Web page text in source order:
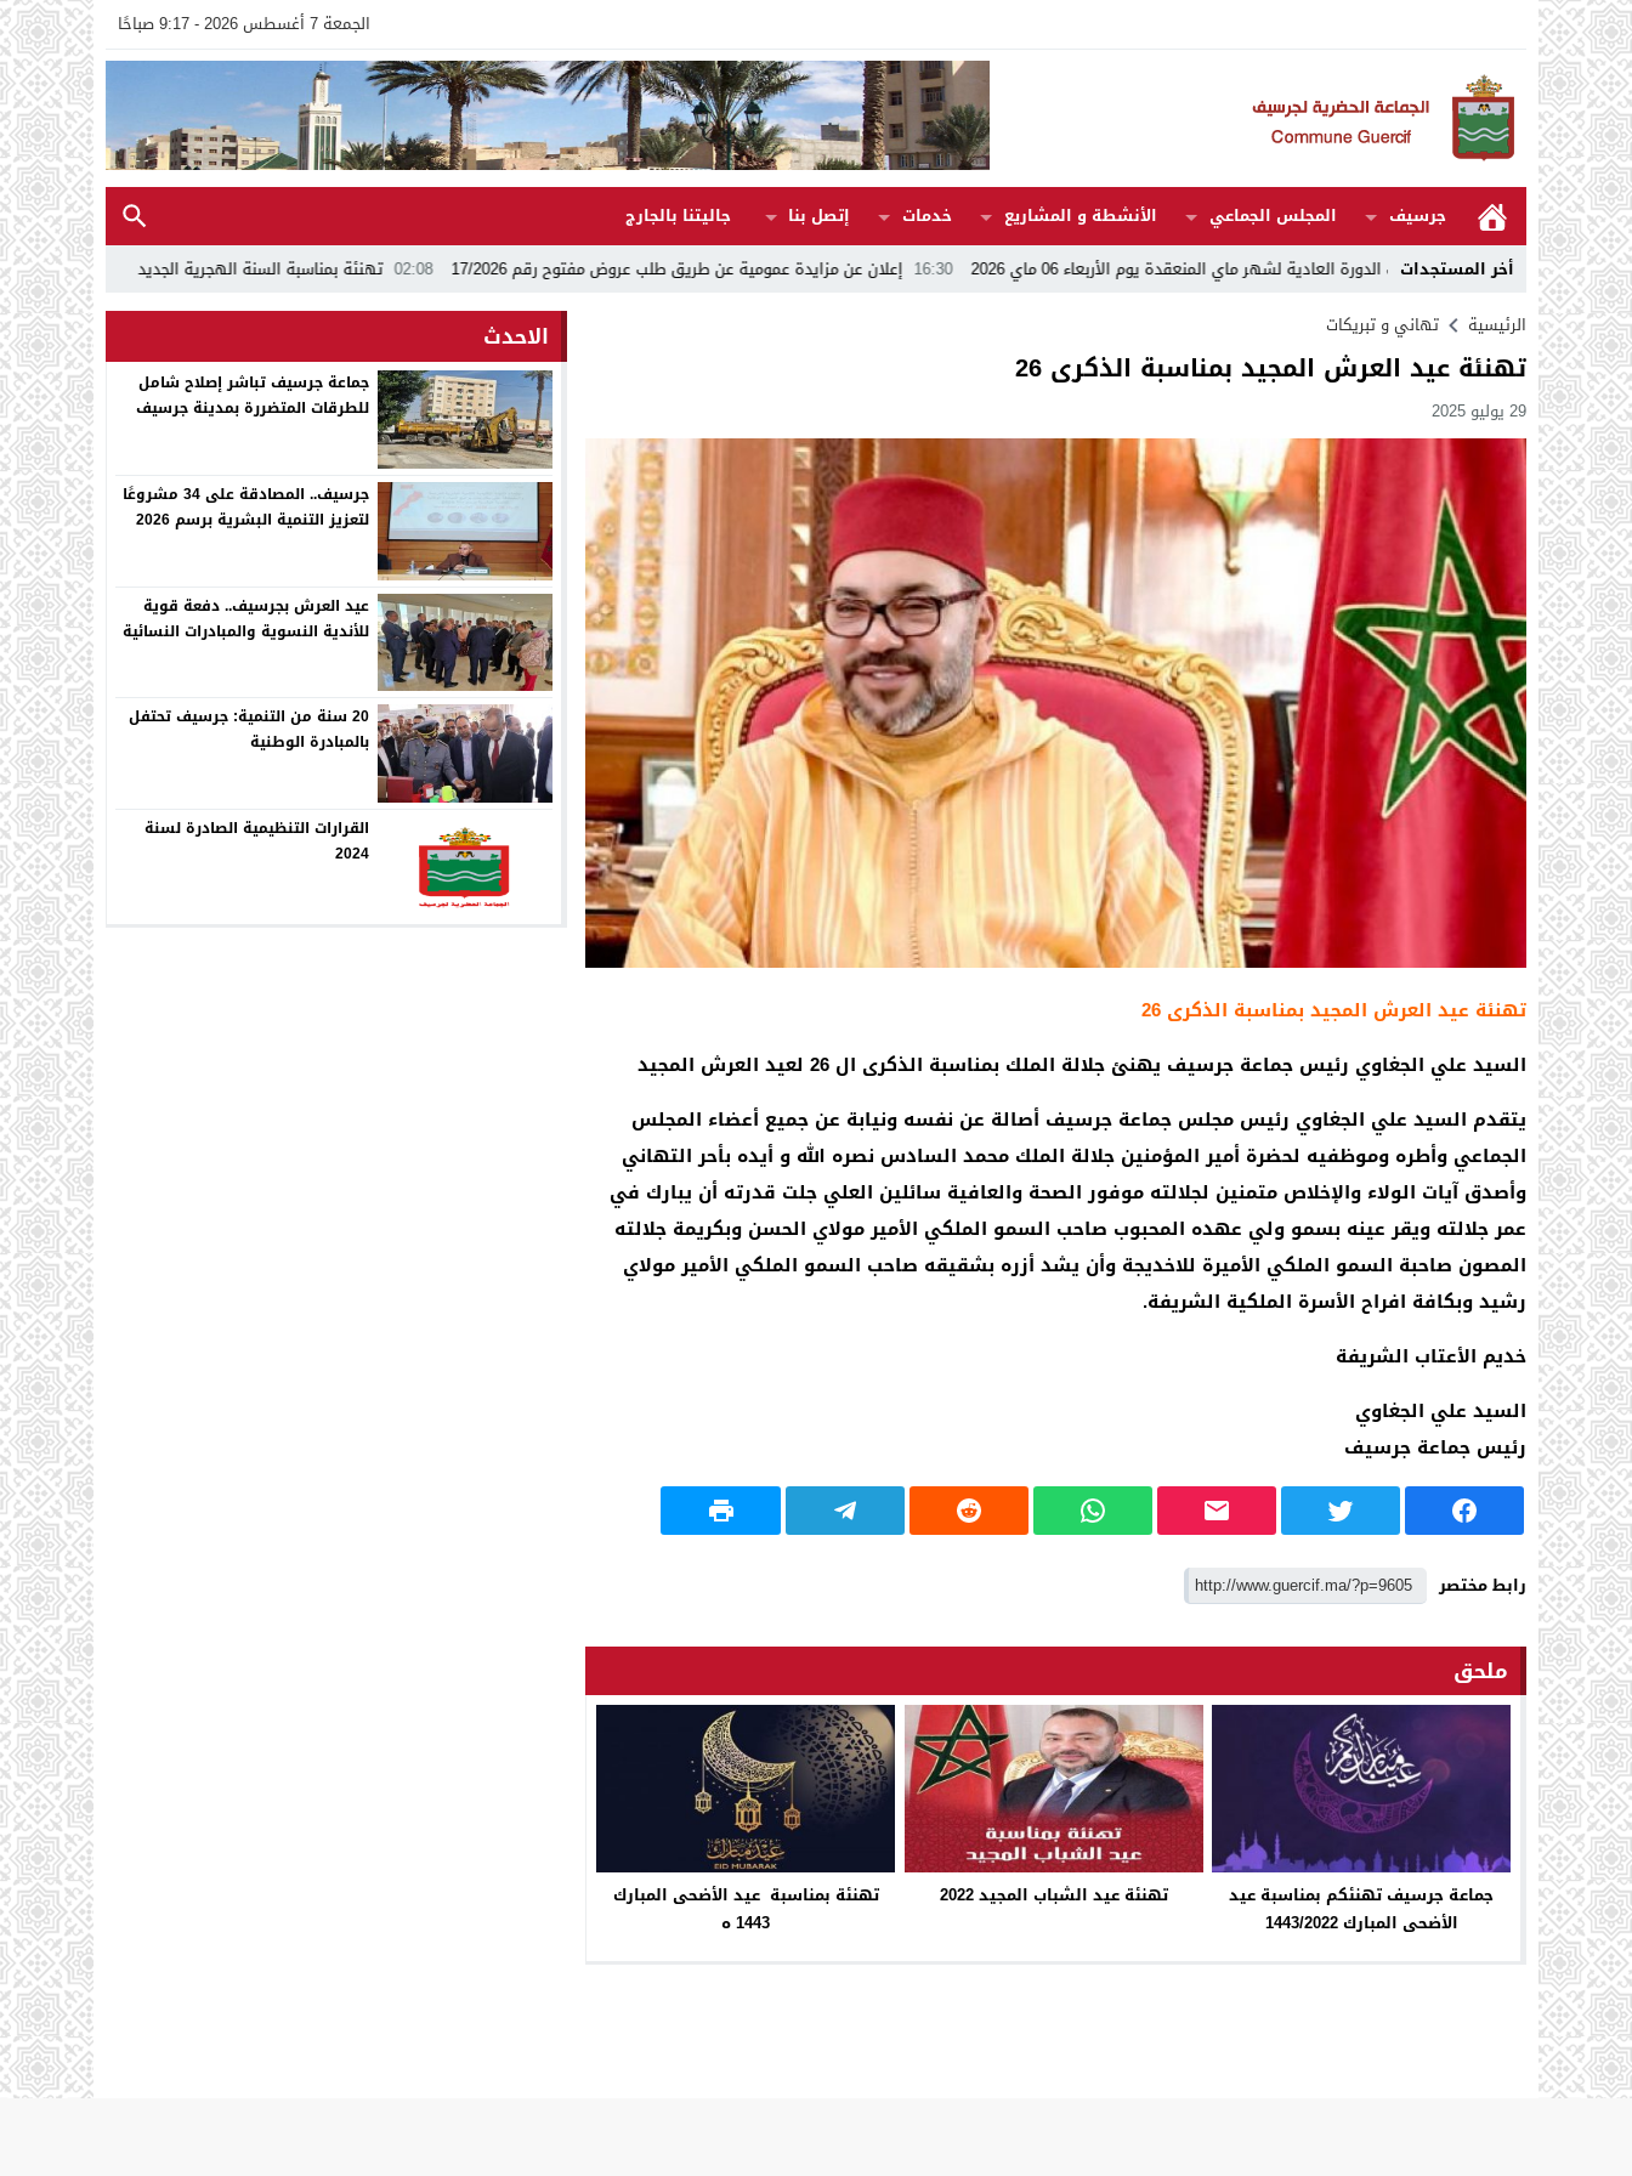
الجمعة 7 أغسطس 2026 - 9:17 صباحًا
جرسيف المجلس الجماعي الأنشطة و المشاريع خدمات إتصل بنا
جاليتنا بالجارج
أخر المستجدات
27
14:07 مقررات الدورة العادية لشهر ماي المنعقدة يوم الأربعاء 06 ماي 2026 16:30 إعلان عن مزايدة عمومية عن طريق طلب عروض مفتوح رقم 17/2026 02:08 تهنئة بمناسبة السنة الهجرية الجديدة 1448ه 13:24
اجتماع
الرئيسية
تهاني و تبريكات
تهنئة عيد العرش المجيد بمناسبة الذكرى 26
29 يوليو 2025
تهنئة عيد العرش المجيد بمناسبة الذكرى 26
السيد علي الجغاوي رئيس جماعة جرسيف يهنئ جلالة الملك بمناسبة الذكرى ال 26 لعيد العرش المجيد
يتقدم السيد علي الجغاوي رئيس مجلس جماعة جرسيف أصالة عن نفسه ونيابة عن جميع أعضاء المجلس
الجماعي وأطره وموظفيه لحضرة أمير المؤمنين جلالة الملك محمد السادس نصره الله و أيده بأحر التهاني
وأصدق آيات الولاء والإخلاص متمنين لجلالته موفور الصحة والعافية سائلين العلي جلت قدرته أن يبارك في
عمر جلالته ويقر عينه بسمو ولي عهده المحبوب صاحب السمو الملكي الأمير مولاي الحسن وبكريمة جلالته
المصون صاحبة السمو الملكي الأميرة للاخديجة وأن يشد أزره بشقيقه صاحب السمو الملكي الأمير مولاي
رشيد وبكافة افراح الأسرة الملكية الشريفة.
خديم الأعتاب الشريفة
السيد علي الجغاوي
رئيس جماعة جرسيف
رابط مختصر
ملحق
جماعة جرسيف تهنئكم بمناسبة عيد
الأضحى المبارك 1443/2022
تهنئة عيد الشباب المجيد 2022
تهنئة بمناسبة عيد الأضحى المبارك
1443 ه
الاحدث
جماعة جرسيف تباشر إصلاح شامل
للطرقات المتضررة بمدينة جرسيف
جرسيف.. المصادقة على 34 مشروعًا
لتعزيز التنمية البشرية برسم 2026
عيد العرش بجرسيف.. دفعة قوية
للأندية النسوية والمبادرات النسائية
20 سنة من التنمية: جرسيف تحتفل
بالمبادرة الوطنية
القرارات التنظيمية الصادرة لسنة
2024